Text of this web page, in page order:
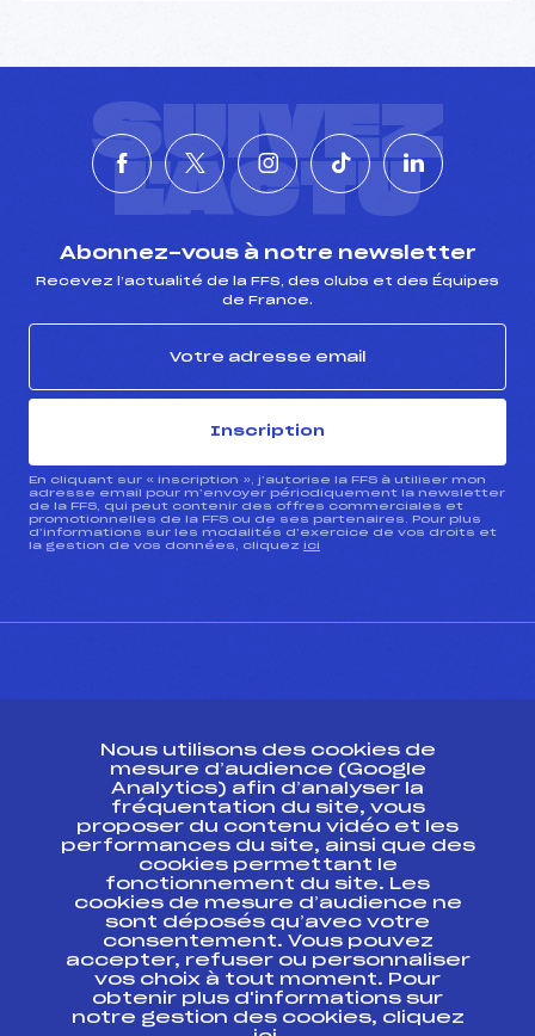
SUIVEZ
L'ACTU
Abonnez-vous à notre newsletter
Recevez l’actualité de la FFS, des clubs et des Équipes
de France.
Inscription
En cliquant sur « inscription », j’autorise la FFS à utiliser mon
adresse email pour m’envoyer périodiquement la newsletter
de la FFS, qui peut contenir des offres commerciales et
promotionnelles de la FFS ou de ses partenaires. Pour plus
d’informations sur les modalités d’exercice de vos droits et
la gestion de vos données, cliquez ici
Ressources
Pass’Neige
Projet sportif fédéral
Projet de performance fédéral
Antidopage
Pôle Développement, Formation, Suivi
Scientifique
Listes ministérielles
Pôle vie de l’athlète
Nous utilisons des cookies de
mesure d’audience (Google
Analytics) afin d’analyser la
fréquentation du site, vous
proposer du contenu vidéo et les
performances du site, ainsi que des
cookies permettant le
fonctionnement du site. Les
cookies de mesure d’audience ne
sont déposés qu’avec votre
consentement. Vous pouvez
accepter, refuser ou personnaliser
vos choix à tout moment. Pour
obtenir plus d'informations sur
notre gestion des cookies, cliquez